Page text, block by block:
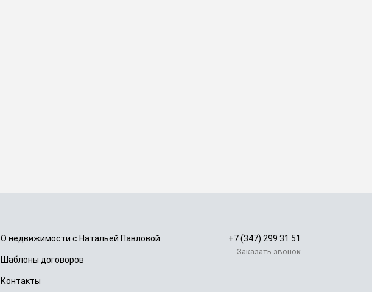
О недвижимости с Натальей Павловой
Шаблоны договоров
Контакты
+7 (347) 299 31 51
Заказать звонок